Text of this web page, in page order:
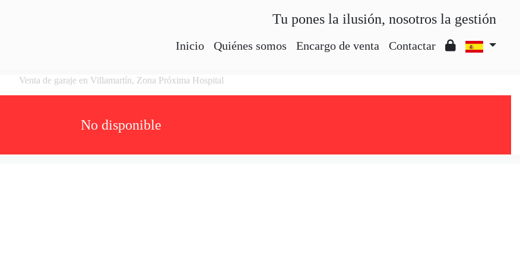
Tu pones la ilusión, nosotros la gestión
Inicio Quiénes somos Encargo de venta Contactar
Venta de garaje en Villamartín, Zona Próxima Hospital
No disponible